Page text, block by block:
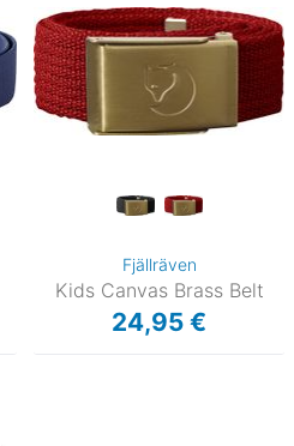
Fjällräven
Kids Canvas Brass Belt
24,95 €